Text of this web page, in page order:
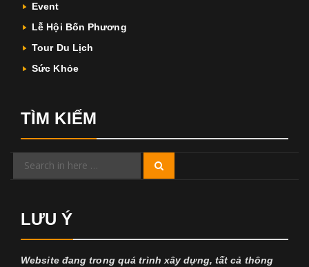
Event
Lễ Hội Bốn Phương
Tour Du Lịch
Sức Khỏe
TÌM KIẾM
Search
LƯU Ý
Website đang trong quá trình xây dựng, tất cả thông